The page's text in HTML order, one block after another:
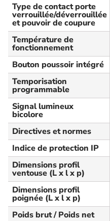
Type de contact porte
verrouillée/déverrouillée
et pouvoir de coupure
Température de
fonctionnement
Bouton poussoir intégré
Temporisation
programmable
Signal lumineux
bicolore
Directives et normes
Indice de protection IP
Dimensions profil
ventouse (L x l x p)
Dimensions profil
poignée (L x l x p)
Poids brut / Poids net